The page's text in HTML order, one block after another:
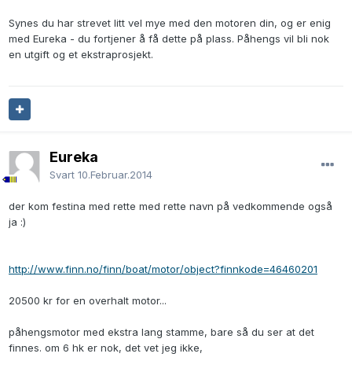
Synes du har strevet litt vel mye med den motoren din, og er enig
med Eureka - du fortjener å få dette på plass. Påhengs vil bli nok
en utgift og et ekstraprosjekt.
Eureka
Svart 10.Februar.2014
der kom festina med rette med rette navn på vedkommende også
ja :)
http://www.finn.no/finn/boat/motor/object?finnkode=46460201
20500 kr for en overhalt motor...
påhengsmotor med ekstra lang stamme, bare så du ser at det
finnes. om 6 hk er nok, det vet jeg ikke,